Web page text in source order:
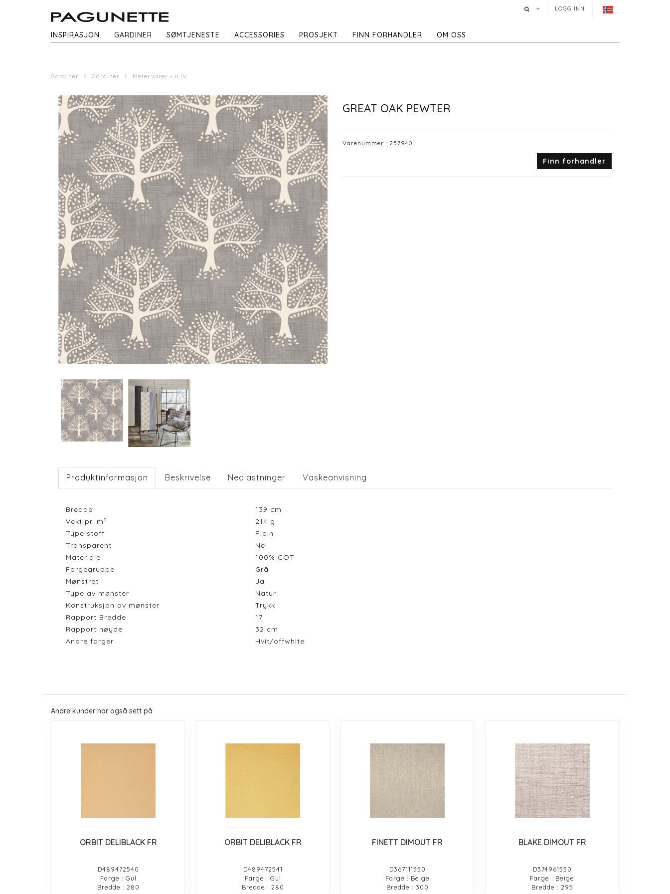
LOGG INN
INSPIRASJON GARDINER SØMTJENESTE ACCESSORIES PROSJEKT FINN FORHANDLER OM OSS
Gardiner Gardiner Metervarer - ILIV
GREAT OAK PEWTER
Varenummer : 257940
Finn forhandler
Produktinformasjon Beskrivelse Nedlastninger Vaskeanvisning
Bredde 139 cm
Vekt pr. m²
214 g
Type stoff
Plain
Transparent
Nei
Materiale
100% COT
Fargegruppe
Grå
Mønstret
Ja
Type av mønster
Natur
Konstruksjon av mønster
Trykk
Rapport Bredde
17
Rapport høyde
32 cm
Andre farger
Hvit/offwhite
Andre kunder har også sett på
ORBIT DELIBLACK FR
D489472540
Farge : Gul
Bredde : 280
ORBIT DELIBLACK FR
D489472541
Farge : Gul
Bredde : 280
FINETT DIMOUT FR
D367111550
Farge : Beige
Bredde : 300
BLAKE DIMOUT FR
D374961550
Farge : Beige
Bredde : 295